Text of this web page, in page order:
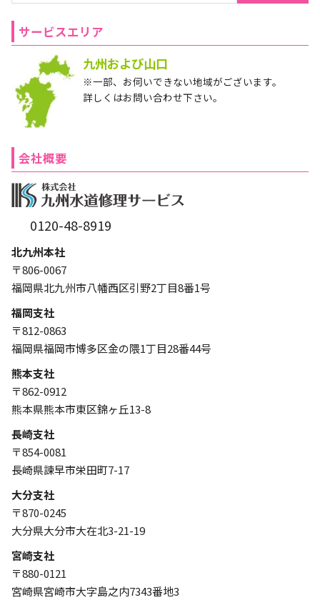
サービスエリア
九州および山口
※一部、お伺いできない地域がございます。
詳しくはお問い合わせ下さい。
会社概要
0120-48-8919
北九州本社
〒806-0067
福岡県北九州市八幡西区引野2丁目8番1号
福岡支社
〒812-0863
福岡県福岡市博多区金の隈1丁目28番44号
熊本支社
〒862-0912
熊本県熊本市東区錦ヶ丘13-8
長崎支社
〒854-0081
長崎県諫早市栄田町7-17
大分支社
〒870-0245
大分県大分市大在北3-21-19
宮崎支社
〒880-0121
宮崎県宮崎市大字島之内7343番地3